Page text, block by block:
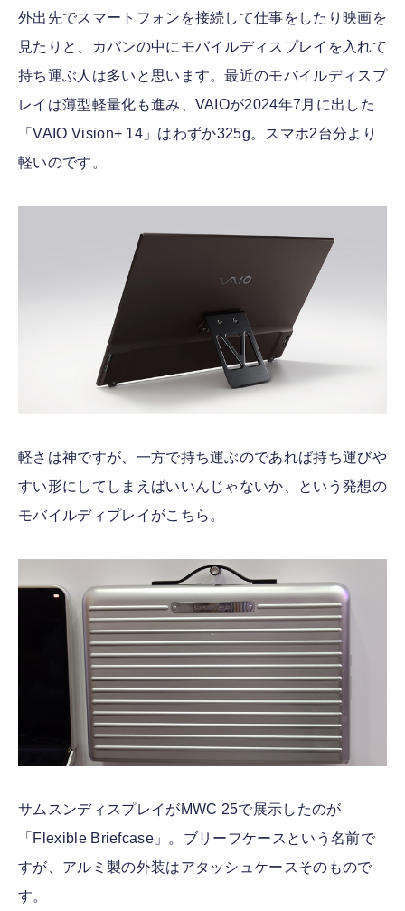
外出先でスマートフォンを接続して仕事をしたり映画を
見たりと、カバンの中にモバイルディスプレイを入れて
持ち運ぶ人は多いと思います。最近のモバイルディスプ
レイは薄型軽量化も進み、VAIOが2024年7月に出した
「VAIO Vision+ 14」はわずか325g。スマホ2台分より
軽いのです。
軽さは神ですが、一方で持ち運ぶのであれば持ち運びや
すい形にしてしまえばいいんじゃないか、という発想の
モバイルディプレイがこちら。
サムスンディスプレイがMWC 25で展示したのが
「Flexible Briefcase」。ブリーフケースという名前で
すが、アルミ製の外装はアタッシュケースそのもので
す。